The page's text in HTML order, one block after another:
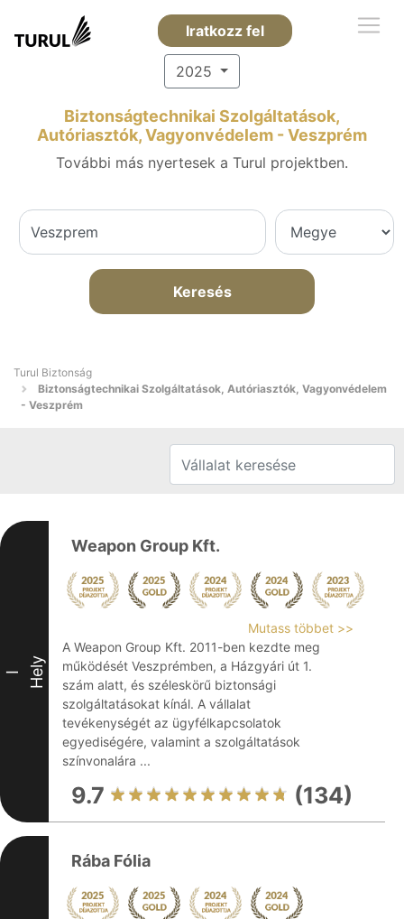
Iratkozz fel
2025
Biztonságtechnikai Szolgáltatások,
Autóriasztók, Vagyonvédelem - Veszprém
További más nyertesek a Turul projektben.
Keresés
Turul Biztonság
Biztonságtechnikai Szolgáltatások, Autóriasztók, Vagyonvédelem
- Veszprém
I Hely
Weapon Group Kft.
Mutass többet >>
A Weapon Group Kft. 2011-ben kezdte meg
működését Veszprémben, a Házgyári út 1.
szám alatt, és széleskörű biztonsági
szolgáltatásokat kínál. A vállalat
tevékenységét az ügyfélkapcsolatok
egyediségére, valamint a szolgáltatások
színvonalára ...
9.7 (134)
Rába Fólia